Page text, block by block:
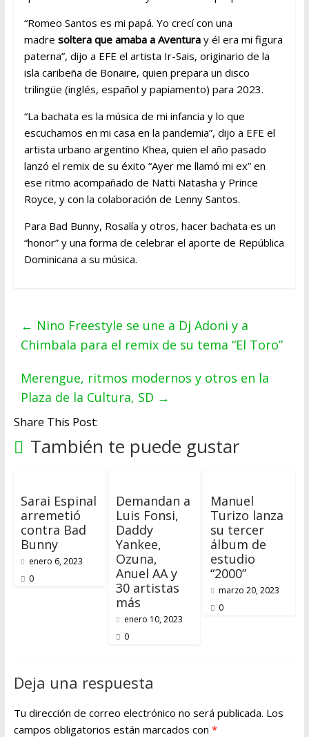
“Romeo Santos es mi papá. Yo crecí con una
madre soltera que amaba a Aventuray él era mi figura
paterna”, dijo a EFE el artista Ir-Sais, originario de la
isla caribeña de Bonaire, quien prepara un disco
trilingüe (inglés, español y papiamento) para 2023.
“La bachata es la música de mi infancia y lo que
escuchamos en mi casa en la pandemia”, dijo a EFE el
artista urbano argentino Khea, quien el año pasado
lanzó el remix de su éxito “Ayer me llamó mi ex” en
ese ritmo acompañado de Natti Natasha y Prince
Royce, y con la colaboración de Lenny Santos.
Para Bad Bunny, Rosalía y otros, hacer bachata es un
“honor” y una forma de celebrar el aporte de República
Dominicana a su música.
← Nino Freestyle se une a Dj Adoni y a
Chimbala para el remix de su tema “El Toro”
Merengue, ritmos modernos y otros en la
Plaza de la Cultura, SD →
Share This Post:
También te puede gustar
Sarai Espinal
arremetió
contra Bad
Bunny
enero 6, 2023
0
Demandan a
Luis Fonsi,
Daddy
Yankee,
Ozuna,
Anuel AA y
30 artistas
más
enero 10, 2023
0
Manuel
Turizo lanza
su tercer
álbum de
estudio
“2000”
marzo 20, 2023
0
Deja una respuesta
Tu dirección de correo electrónico no será publicada. Los
campos obligatorios están marcados con *